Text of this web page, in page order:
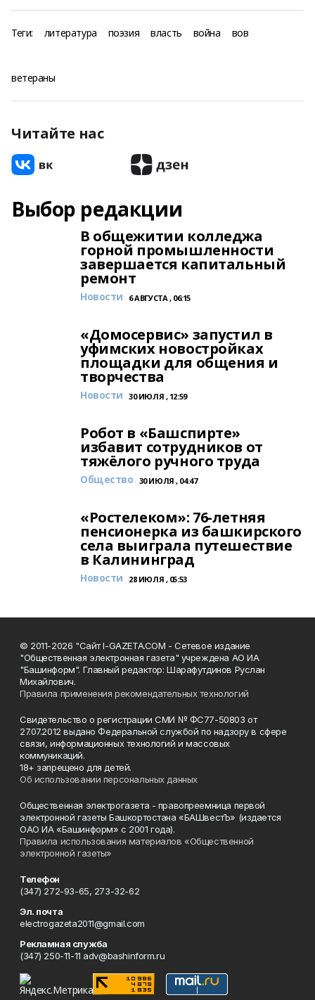
Теги: литература поэзия власть война вов
ветераны
Читайте нас
Выбор редакции
В общежитии колледжа
горной промышленности
завершается капитальный
ремонт
Новости 6 АВГУСТА , 06:15
«Домосервис» запустил в
уфимских новостройках
площадки для общения и
творчества
Новости 30 ИЮЛЯ , 12:59
Робот в «Башспирте»
избавит сотрудников от
тяжёлого ручного труда
Общество 30 ИЮЛЯ , 04:47
«Ростелеком»: 76-летняя
пенсионерка из башкирского
села выиграла путешествие
в Калининград
Новости 28 ИЮЛЯ , 05:53
© 2011-2026 "Сайт I-GAZETA.COM - Сетевое издание
"Общественная электронная газета" учреждена АО ИА
"Башинформ". Главный редактор: Шарафутдинов Руслан
Михайлович.
Правила применения рекомендательных технологий
Свидетельство о регистрации СМИ № ФС77-50803 от
27.07.2012 выдано Федеральной службой по надзору в сфере
связи, информационных технологий и массовых
коммуникаций.
18+ запрещено для детей.
Об использовании персональных данных
Общественная электрогазета - правопреемница первой
электронной газеты Башкортостана «БАШвестЪ» (издается
ОАО ИА «Башинформ» с 2001 года).
Правила использования материалов «Общественной
электронной газеты»
Телефон
(347) 272-93-65, 273-32-62
Эл. почта
electrogazeta2011@gmail.com
Рекламная служба
(347) 250-11-11 adv@bashinform.ru